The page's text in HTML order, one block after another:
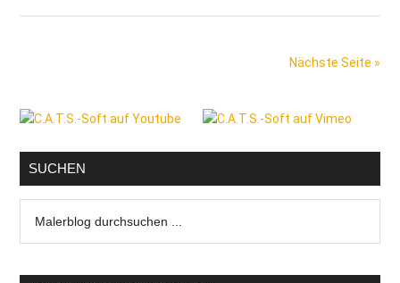
neues
Nächste Seite »
Seitenspalte
SUCHEN
durchsuchen